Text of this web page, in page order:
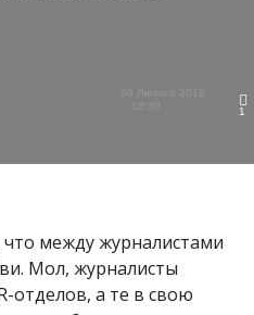
09 Лютого 2018
18:39
1
между журналистами
Мол, журналисты
отделов, а те в свою